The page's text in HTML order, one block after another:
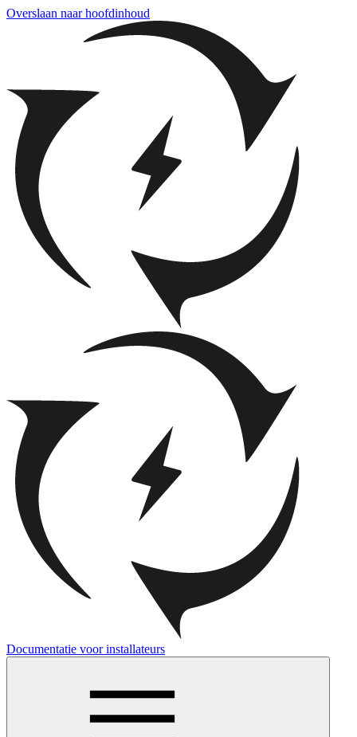
Overslaan naar hoofdinhoud
Documentatie voor installateurs